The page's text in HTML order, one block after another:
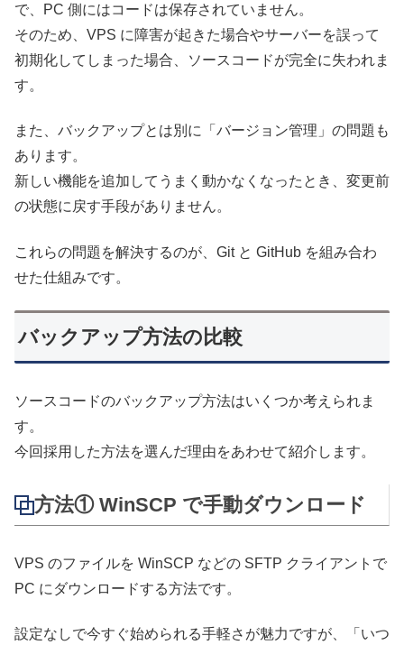
で、PC 側にはコードは保存されていません。
そのため、VPS に障害が起きた場合やサーバーを誤って
初期化してしまった場合、ソースコードが完全に失われま
す。
また、バックアップとは別に「バージョン管理」の問題も
あります。
新しい機能を追加してうまく動かなくなったとき、変更前
の状態に戻す手段がありません。
これらの問題を解決するのが、Git と GitHub を組み合わ
せた仕組みです。
バックアップ方法の比較
ソースコードのバックアップ方法はいくつか考えられま
す。
今回採用した方法を選んだ理由をあわせて紹介します。
方法① WinSCP で手動ダウンロード
VPS のファイルを WinSCP などの SFTP クライアントで
PC にダウンロードする方法です。
設定なしで今すぐ始められる手軽さが魅力ですが、「いつ